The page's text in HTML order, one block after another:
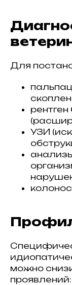
Для
УЗИ
можно
проявлений: